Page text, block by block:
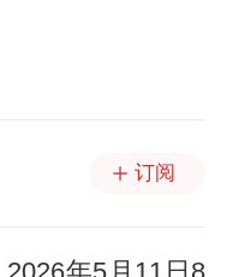
订阅